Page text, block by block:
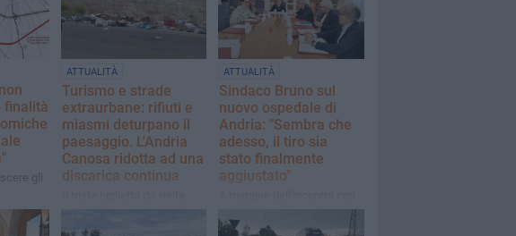
finalità
gli
ed in
ATTUALITÀ
Turismo e strade
extraurbane: rifiuti e
miasmi deturpano il
paesaggio. L'Andria
Canosa ridotta ad una
discarica continua
che offriamo ai visitatori
che giungono nel nostro
ATTUALITÀ
Sindaco Bruno sul
nuovo ospedale di
Andria: "Sembra che
adesso, il tiro sia
stato finalmente
aggiustato"
il Dg della Asl Bt,
Alessandro Di Bello